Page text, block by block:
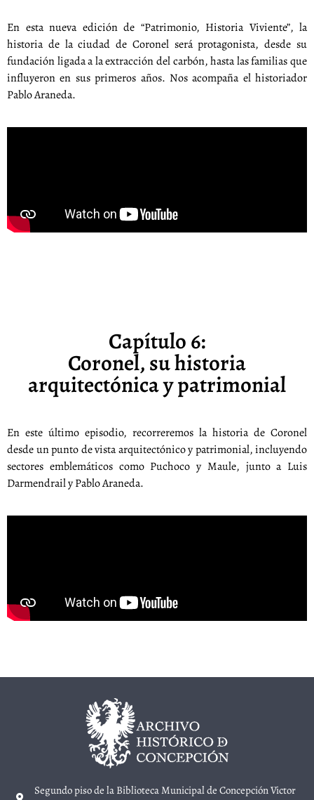
En esta nueva edición de “Patrimonio, Historia Viviente”, la
historia de la ciudad de Coronel será protagonista, desde su
fundación ligada a la extracción del carbón, hasta las familias que
influyeron en sus primeros años. Nos acompaña el historiador
Pablo Araneda.
Capítulo 6:
Coronel, su historia
arquitectónica y patrimonial
En este último episodio, recorreremos la historia de Coronel
desde un punto de vista arquitectónico y patrimonial, incluyendo
sectores emblemáticos como Puchoco y Maule, junto a Luis
Darmendrail y Pablo Araneda.
Segundo piso de la Biblioteca Municipal de Concepción Victor